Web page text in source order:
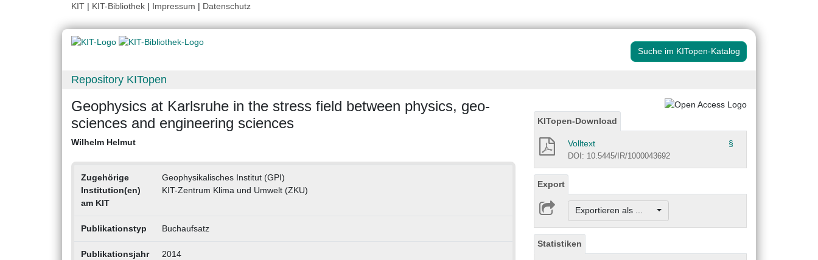
KIT | KIT-Bibliothek | Impressum | Datenschutz
Suche im KITopen-Katalog
Repository KITopen
Geophysics at Karlsruhe in the stress field between physics, geo-
sciences and engineering sciences
Wilhelm Helmut
Zugehörige
Institution(en)
am KIT
Geophysikalisches Institut (GPI)
KIT-Zentrum Klima und Umwelt (ZKU)
Publikationstyp Buchaufsatz
Publikationsjahr 2014
KITopen-Download
Volltext §
DOI: 10.5445/IR/1000043692
Export
Exportieren als ...
Statistiken